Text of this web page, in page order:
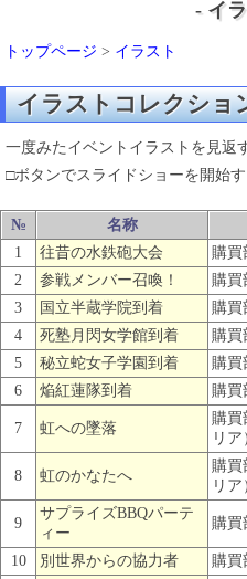
- イ
トップページ > イラスト
イラストコレクショ
一度みたイベントイラストを見返
□ボタンでスライドショーを開始す
№ 名称
1
往昔の水鉄砲大会
購買
2
参戦メンバー召喚！
購買
3
国立半蔵学院到着
購買
4
死塾月閃女学館到着
購買
5
秘立蛇女子学園到着
購買
6
焔紅蓮隊到着 購買
7 虹への墜落
購買
リア
8 虹のかなたへ
購買
リア
9
サプライズBBQパーテ
ィー
購買
10 別世界からの協力者 購買